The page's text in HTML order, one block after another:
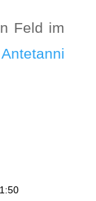
Feld im
Antetanni